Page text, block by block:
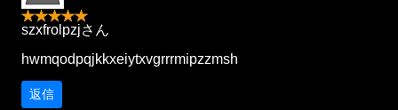
szxfrolpzjさん
hwmqodpqjkkxeiytxvgrrrmipzzmsh
返信